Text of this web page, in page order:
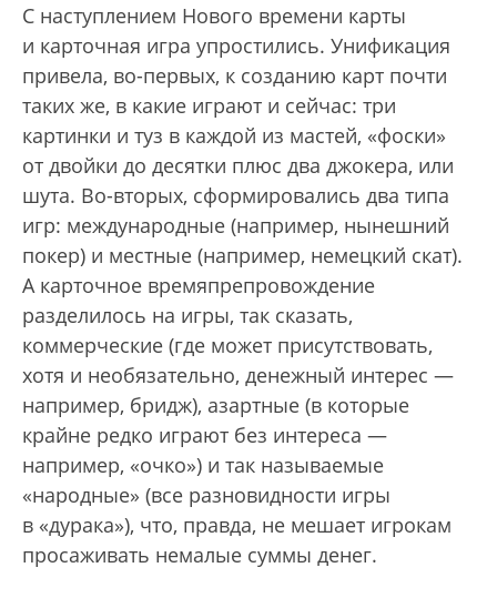
С наступлением Нового времени карты
и карточная игра упростились. Унификация
привела, во-первых, к созданию карт почти
таких же, в какие играют и сейчас: три
картинки и туз в каждой из мастей, «фоски»
от двойки до десятки плюс два джокера, или
шута. Во-вторых, сформировались два типа
игр: международные (например, нынешний
покер) и местные (например, немецкий скат).
А карточное времяпрепровождение
разделилось на игры, так сказать,
коммерческие (где может присутствовать,
хотя и необязательно, денежный интерес —
например, бридж), азартные (в которые
крайне редко играют без интереса —
например, «очко») и так называемые
«народные» (все разновидности игры
в «дурака»), что, правда, не мешает игрокам
просаживать немалые суммы денег.